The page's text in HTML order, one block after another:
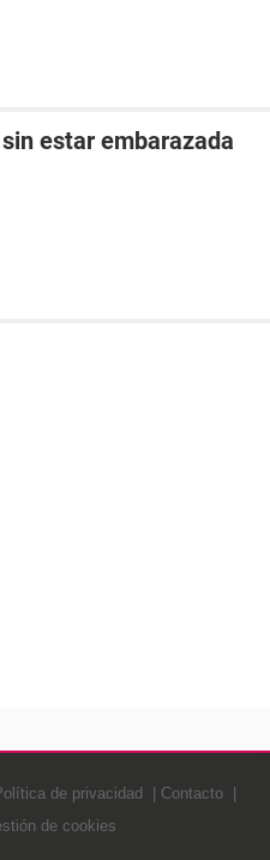
estar embarazada
de privacidad
Contacto
de cookies